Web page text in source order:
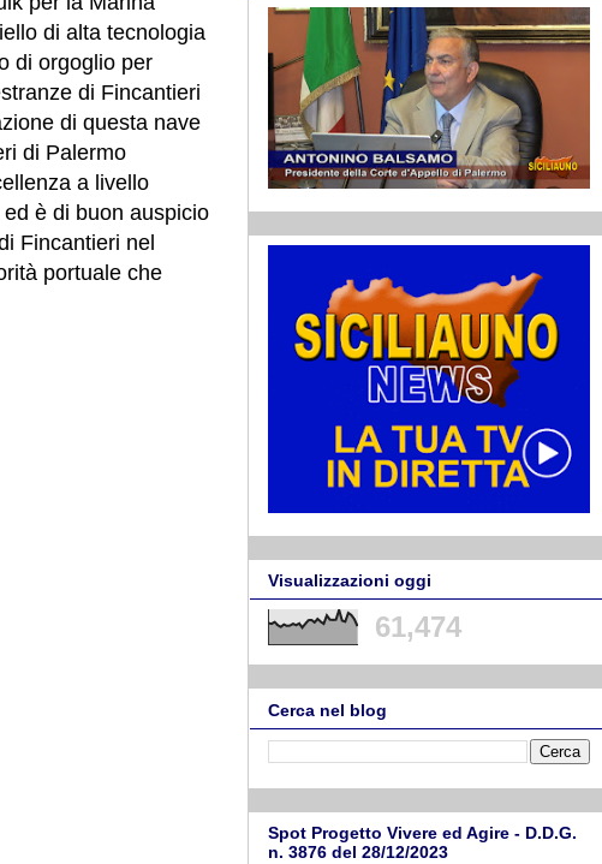
di alta tecnologia
di orgoglio per
di Fincantieri
di questa nave
di Palermo
a livello
è di buon auspicio
Fincantieri nel
portuale che
Visualizzazioni oggi
61,474
Cerca nel blog
Spot Progetto Vivere ed Agire - D.D.G.
n. 3876 del 28/12/2023